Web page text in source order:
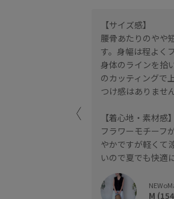
【サイズ感】
腰骨あたりのやや
す。身幅は程よく
身体のラインを拾
のカッティングで
つけ感はありません
【着心地・素材感】
フラワーモチーフ
やかですが軽くて
いので夏でも快適
M